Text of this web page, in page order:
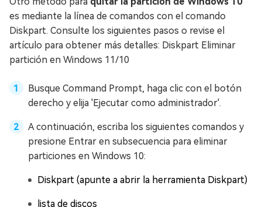
es mediante la línea de comandos con el comando
Diskpart. Consulte los siguientes pasos o revise el
artículo para obtener más detalles: Diskpart Eliminar
partición en Windows 11/10
Busque Command Prompt, haga clic con el botón
derecho y elija 'Ejecutar como administrador'.
A continuación, escriba los siguientes comandos y
presione Entrar en subsecuencia para eliminar
particiones en Windows 10:
Diskpart (apunte a abrir la herramienta Diskpart)
lista de discos